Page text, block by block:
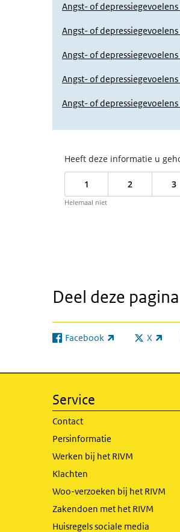
Angst- of
Angst- of
Angst- of
Angst- of
Angst- of
Heeft deze informatie u
1 2 3
Helemaal niet
Deel deze pagina
Facebook
(externe link) X
(externe
Service
Contact
Persinformatie
Werken bij het RIVM
Klachten
Woo-verzoeken bij het RIVM
Zakendoen met het RIVM
Huisregels sociale media